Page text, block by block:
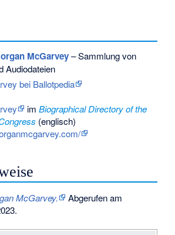
McGarvey– Sammlung von
Audiodateien
bei Ballotpedia
im Biographical Directory of the
(englisch)
McGarvey.
Abgerufen am
.